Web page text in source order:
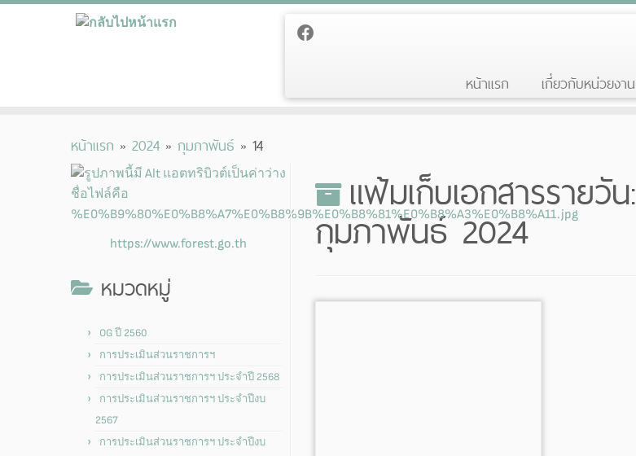
หน้าแรก เกี่ยวกับหน่วยงาน
หน้าแรก » 2024 » กุมภาพันธ์ » 14
https://www.forest.go.th
หมวดหมู่
OG ปี 2560
การประเมินส่วนราชการฯ
การประเมินส่วนราชการฯ ประจำปี 2568
การประเมินส่วนราชการฯ ประจำปีงบ
2567
การประเมินส่วนราชการฯ ประจำปีงบ
แฟ้มเก็บเอกสารรายวัน:
กุมภาพันธ์ 2024